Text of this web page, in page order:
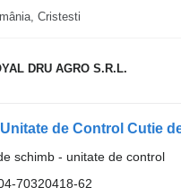
Cristesti
DRU AGRO S.R.L.
schimb - unitate de control
70320418-62